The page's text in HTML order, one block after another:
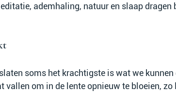
ademhaling, natuur en slaap dragen
soms het krachtigste is wat we kunnen
vallen om in de lente opnieuw te bloeien, zo